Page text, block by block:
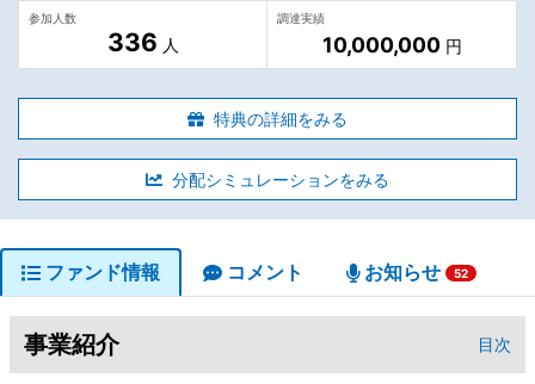
参加人数
336 人
調達実績
10,000,000円
特典の詳細をみる
分配シミュレーションをみる
ファンド情報 コメント お知らせ 52
事業紹介 目次